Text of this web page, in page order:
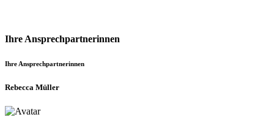
Ihre Ansprechpartnerinnen
Ihre Ansprechpartnerinnen
Rebecca Müller